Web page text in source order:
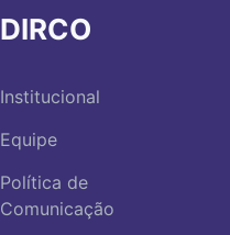
DIRCO
Institucional
Equipe
Política de
Comunicação